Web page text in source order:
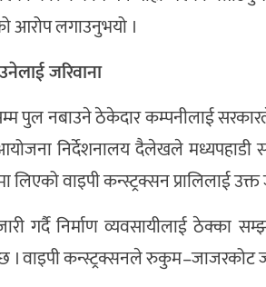
आरोप लगाउनुभयो ।
जरिवाना
पुल नबाउने ठेकेदार कम्पनीलाई
आयोजना निर्देशनालय दैलेखले
लिएको वाइपी कन्स्ट्रक्सन प्रालिलाई उक्त
गर्दै निर्माण व्यवसायीलाई ठेक्का
। वाइपी कन्स्ट्रक्सनले रुकुम–जाजरकोट